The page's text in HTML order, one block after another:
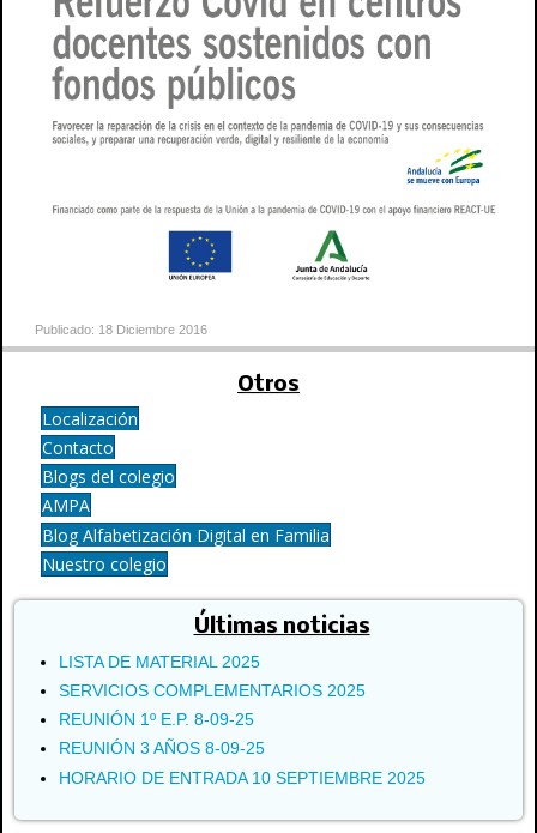
Publicado: 18 Diciembre 2016
Otros
Localización
Contacto
Blogs del colegio
AMPA
Blog Alfabetización Digital en Familia
Nuestro colegio
Últimas noticias
LISTA DE MATERIAL 2025
SERVICIOS COMPLEMENTARIOS 2025
REUNIÓN 1º E.P. 8-09-25
REUNIÓN 3 AÑOS 8-09-25
HORARIO DE ENTRADA 10 SEPTIEMBRE 2025